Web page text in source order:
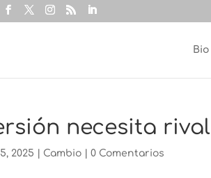
Bio
necesita rival
2025 Cambio |0 Comentarios